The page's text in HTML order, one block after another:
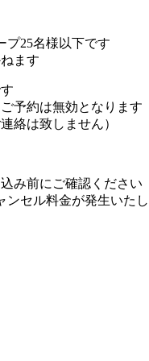
プ25名様以下です
ます
予約は無効となります
絡は致しません）
み前にご確認ください
ンセル料金が発生いた